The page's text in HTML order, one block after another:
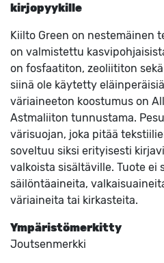
kirjopyykille
Kiilto Green on nestemäinen
on valmistettu
on fosfaatiton, zeoliititon
siinä ole käytetty
väriaineeton koostumus on
Astmaliiton tunnustama.
värisuojan, joka pitää
soveltuu siksi erityisesti
valkoista sisältäville. Tuote ei
säilöntäaineita,
väriaineita tai kirkasteita.
Ympäristömerkitty
Joutsenmerkki